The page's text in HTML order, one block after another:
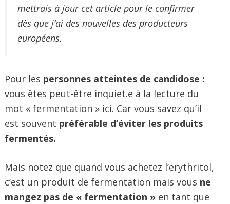
mettrais à jour cet article pour le confirmer
dès que j’ai des nouvelles des producteurs
européens.
Pour les personnes atteintes de candidose :
vous êtes peut-être inquiet.e à la lecture du
mot « fermentation » ici. Car vous savez qu’il
est souvent préférable d’éviter les produits
fermentés.
Mais notez que quand vous achetez l’erythritol,
c’est un produit de fermentation mais vous ne
mangez pas de « fermentation » en tant que